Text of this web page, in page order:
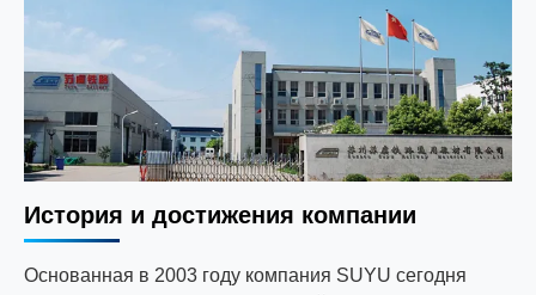
История и достижения компании
Основанная в 2003 году компания SUYU сегодня